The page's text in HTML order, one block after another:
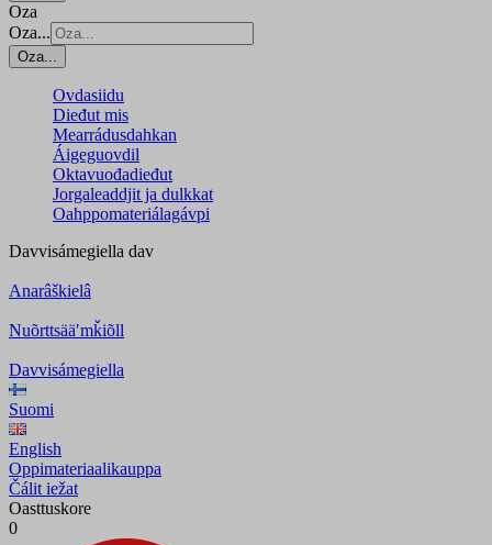
Oza
Oza...
Oza...
Ovdasiidu
Dieđut mis
Mearrádusdahkan
Áigeguovdil
Oktavuođadieđut
Jorgaleaddjit ja dulkkat
Oahppomateriálagávpi
Davvisámegiella dav
Anarâškielâ
Nuõrttsääʹmǩiõll
Davvisámegiella
Suomi
English
Oppimateriaalikauppa
Čálit iežat
Oasttuskore
0